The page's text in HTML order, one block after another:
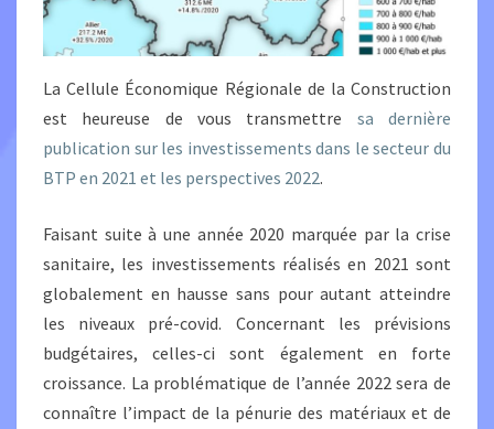
La Cellule Économique Régionale de la Construction
est heureuse de vous transmettre sa dernière
publication sur les investissements dans le secteur du
BTP en 2021 et les perspectives 2022.
Faisant suite à une année 2020 marquée par la crise
sanitaire, les investissements réalisés en 2021 sont
globalement en hausse sans pour autant atteindre
les niveaux pré-covid. Concernant les prévisions
budgétaires, celles-ci sont également en forte
croissance. La problématique de l’année 2022 sera de
connaître l’impact de la pénurie des matériaux et de